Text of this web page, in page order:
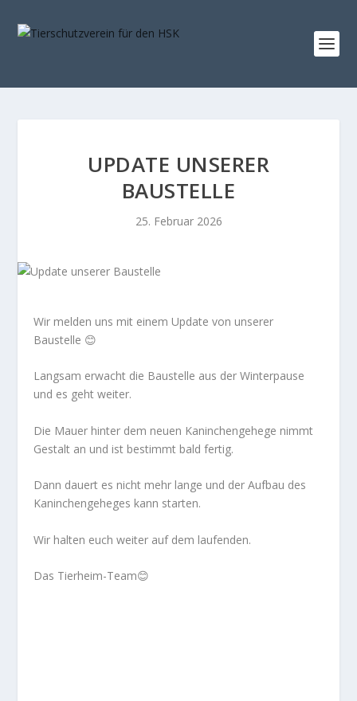
UPDATE UNSERER
BAUSTELLE
25. Februar 2026
Wir melden uns mit einem Update von unserer
Baustelle 😊
Langsam erwacht die Baustelle aus der Winterpause
und es geht weiter.
Die Mauer hinter dem neuen Kaninchengehege nimmt
Gestalt an und ist bestimmt bald fertig.
Dann dauert es nicht mehr lange und der Aufbau des
Kaninchengeheges kann starten.
Wir halten euch weiter auf dem laufenden.
Das Tierheim-Team😊